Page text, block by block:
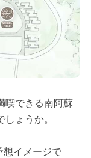
喫できる南阿蘇
ょうか。
想イメージで